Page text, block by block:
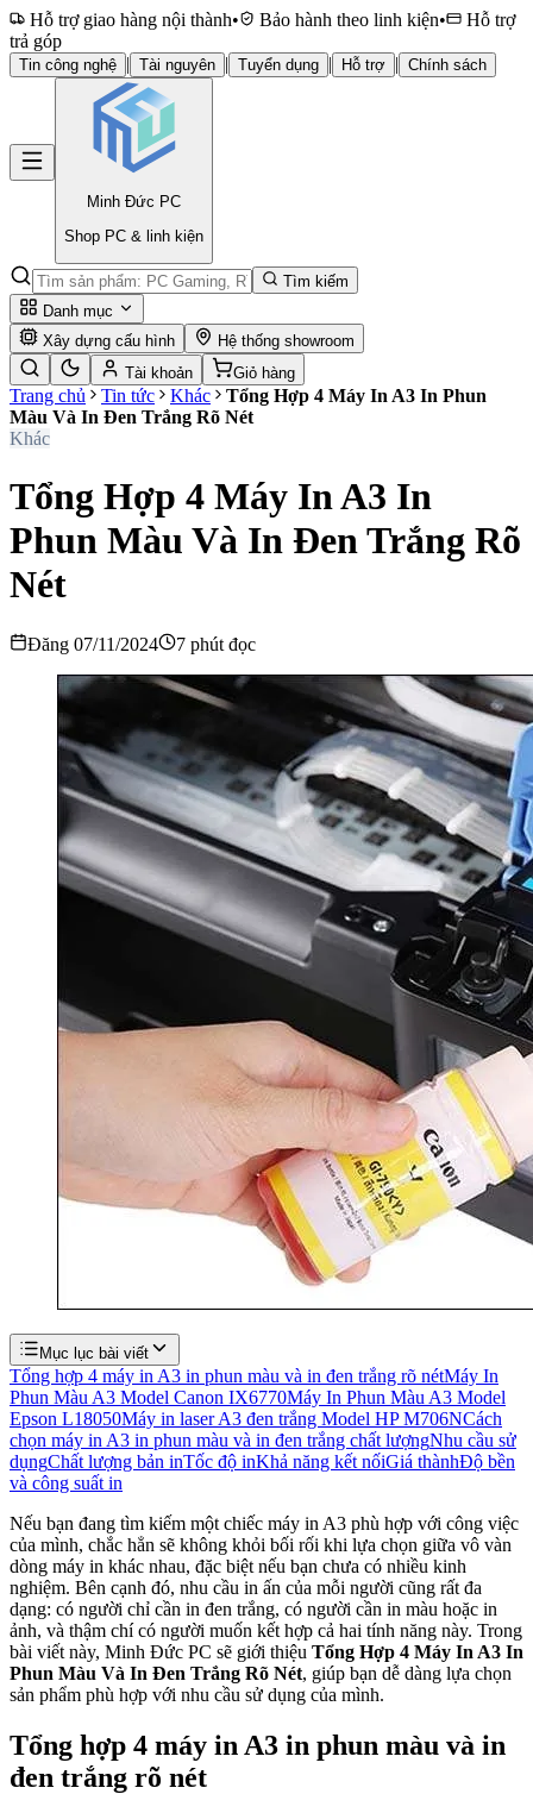
Hỗ trợ giao hàng nội thành• Bảo hành theo linh kiện•
Hỗ trợ
trả góp
Tin công nghệ | Tài nguyên | Tuyển dụng | Hỗ trợ | Chính sách
Minh Đức PC
Shop PC & linh kiện
Tìm kiếm
Danh mục
Xây dựng cấu hình
Hệ thống showroom
Tài khoản
Giỏ hàng
Trang chủ Tin tức Khác
Tổng Hợp 4 Máy In A3 In Phun
Màu Và In Đen Trắng Rõ Nét
Khác
Tổng Hợp 4 Máy In A3 In
Phun Màu Và In Đen Trắng Rõ
Nét
Đăng 07/11/2024 7 phút đọc
Mục lục bài viết
Tổng hợp 4 máy in A3 in phun màu và in đen trắng rõ nétMáy In
Phun Màu A3 Model Canon IX6770Máy In Phun Màu A3 Model
Epson L18050Máy in laser A3 đen trắng Model HP M706NCách
chọn máy in A3 in phun màu và in đen trắng chất lượngNhu cầu sử
dụngChất lượng bản inTốc độ inKhả năng kết nốiGiá thànhĐộ bền
và công suất in
Nếu bạn đang tìm kiếm một chiếc máy in A3 phù hợp với công việc
của mình, chắc hẳn sẽ không khỏi bối rối khi lựa chọn giữa vô vàn
dòng máy in khác nhau, đặc biệt nếu bạn chưa có nhiều kinh
nghiệm. Bên cạnh đó, nhu cầu in ấn của mỗi người cũng rất đa
dạng: có người chỉ cần in đen trắng, có người cần in màu hoặc in
ảnh, và thậm chí có người muốn kết hợp cả hai tính năng này. Trong
bài viết này, Minh Đức PC sẽ giới thiệu Tổng Hợp 4 Máy In A3 In
Phun Màu Và In Đen Trắng Rõ Nét, giúp bạn dễ dàng lựa chọn
sản phẩm phù hợp với nhu cầu sử dụng của mình.
Tổng hợp 4 máy in A3 in phun màu và in
đen trắng rõ nét